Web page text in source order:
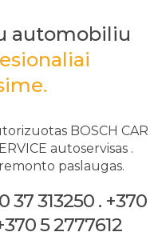
automobiliu
BOSCH CAR
autoservisas .
paslaugas.
313250 . +370
5 2777612